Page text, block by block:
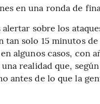
en una ronda de
sobre los
tan solo 15 minutos de
algunos casos, con
realidad que,
antes de lo que la